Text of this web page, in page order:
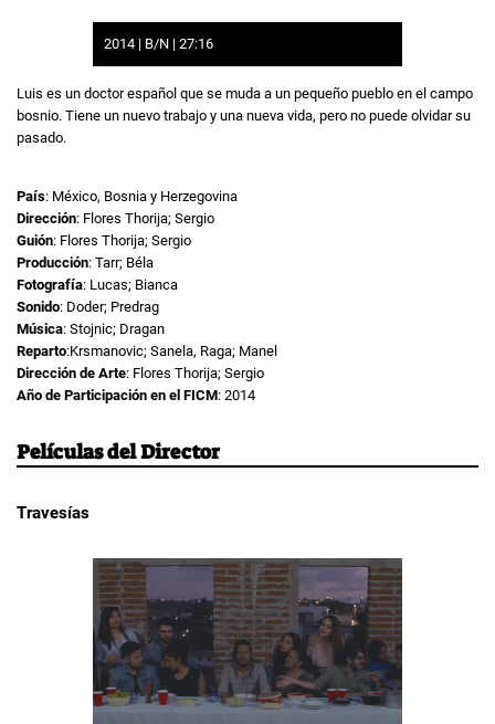
2014 | B/N | 27:16
Luis es un doctor español que se muda a un pequeño pueblo en el campo
bosnio. Tiene un nuevo trabajo y una nueva vida, pero no puede olvidar su
pasado.
País: México, Bosnia y Herzegovina
Dirección: Flores Thorija; Sergio
Guión: Flores Thorija; Sergio
Producción: Tarr; Béla
Fotografía: Lucas; Bianca
Sonido: Doder; Predrag
Música: Stojnic; Dragan
Reparto:Krsmanovic; Sanela, Raga; Manel
Dirección de Arte: Flores Thorija; Sergio
Año de Participación en el FICM: 2014
Películas del Director
Travesías